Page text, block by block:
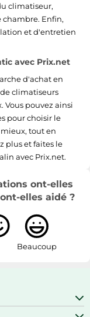
climatiseur,
chambre. Enfin,
et d'entretien
avec Prix.net
d'achat en
climatiseurs
Vous pouvez ainsi
pour choisir le
tout en
plus et faites le
avec Prix.net.
ont-elles
elles aidé ?
Beaucoup